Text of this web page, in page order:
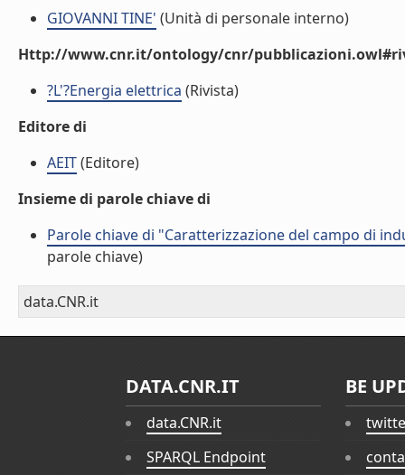
GIOVANNI TINE' (Unità di personale interno)
Http://www.cnr.it/ontology/cnr/
?L'?Energia elettrica (Rivista)
Editore di
AEIT(Editore)
Insieme di parole chiave di
Parole chiave di "Caratterizzazione del campo di
parole chiave)
data.CNR.it
DATA.CNR.IT
data.CNR.it
SPARQL Endpoint
BE